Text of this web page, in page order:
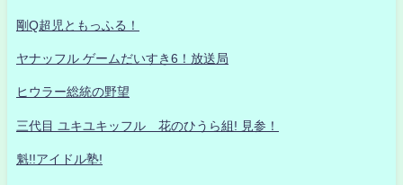
剛Q超児ともっふる！
ヤナッフル ゲームだいすき6！放送局
ヒウラー総統の野望
三代目 ユキユキッフル 花のひうら組! 見参！
魁!!アイドル塾!